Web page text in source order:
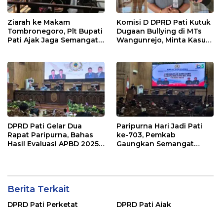
Ziarah ke Makam
Tombronegoro, Plt Bupati
Pati Ajak Jaga Semangat
Berkualitas
Komisi D DPRD Pati Kutuk
Dugaan Bullying di MTs
Wangunrejo, Minta Kasus
DPRD Pati Gelar Dua
Rapat Paripurna, Bahas
Hasil Evaluasi APBD 2025
Paripurna Hari Jadi Pati
ke-703, Pemkab
Gaungkan Semangat
Berita Terkait
DPRD Pati Perketat
DPRD Pati Ajak